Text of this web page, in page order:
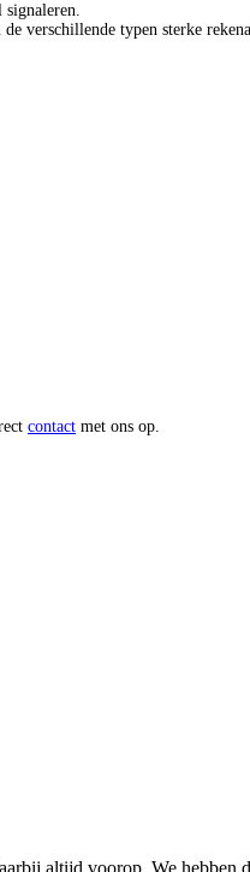
signaleren.
verschillende typen sterke
contact met ons op.
altijd voorop. We hebben